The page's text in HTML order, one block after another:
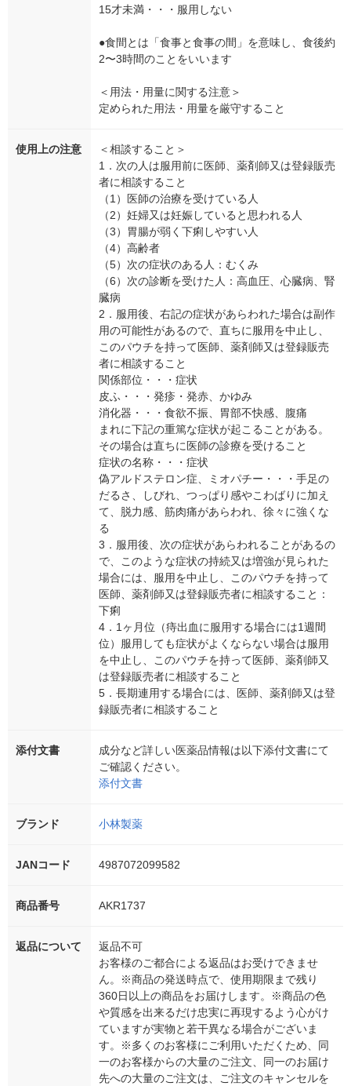
15才未満・・・服用しない
●食間とは「食事と食事の間」を意味し、食後約
2〜3時間のことをいいます
＜用法・用量に関する注意＞
定められた用法・用量を厳守すること
使用上の注意
＜相談すること＞
1．次の人は服用前に医師、薬剤師又は登録販売
者に相談すること
（1）医師の治療を受けている人
（2）妊婦又は妊娠していると思われる人
（3）胃腸が弱く下痢しやすい人
（4）高齢者
（5）次の症状のある人：むくみ
（6）次の診断を受けた人：高血圧、心臓病、腎
臓病
2．服用後、右記の症状があらわれた場合は副作
用の可能性があるので、直ちに服用を中止し、
このパウチを持って医師、薬剤師又は登録販売
者に相談すること
関係部位・・・症状
皮ふ・・・発疹・発赤、かゆみ
消化器・・・食欲不振、胃部不快感、腹痛
まれに下記の重篤な症状が起こることがある。
その場合は直ちに医師の診療を受けること
症状の名称・・・症状
偽アルドステロン症、ミオパチー・・・手足の
だるさ、しびれ、つっぱり感やこわばりに加え
て、脱力感、筋肉痛があらわれ、徐々に強くな
る
3．服用後、次の症状があらわれることがあるの
で、このような症状の持続又は増強が見られた
場合には、服用を中止し、このパウチを持って
医師、薬剤師又は登録販売者に相談すること：
下痢
4．1ヶ月位（痔出血に服用する場合には1週間
位）服用しても症状がよくならない場合は服用
を中止し、このパウチを持って医師、薬剤師又
は登録販売者に相談すること
5．長期連用する場合には、医師、薬剤師又は登
録販売者に相談すること
添付文書
成分など詳しい医薬品情報は以下添付文書にて
ご確認ください。
添付文書
ブランド 小林製薬
JANコード 4987072099582
商品番号 AKR1737
返品について
返品不可
お客様のご都合による返品はお受けできませ
ん。※商品の発送時点で、使用期限まで残り
360日以上の商品をお届けします。※商品の色
や質感を出来るだけ忠実に再現するよう心がけ
ていますが実物と若干異なる場合がございま
す。※多くのお客様にご利用いただくため、同
一のお客様からの大量のご注文、同一のお届け
先への大量のご注文は、ご注文のキャンセルを